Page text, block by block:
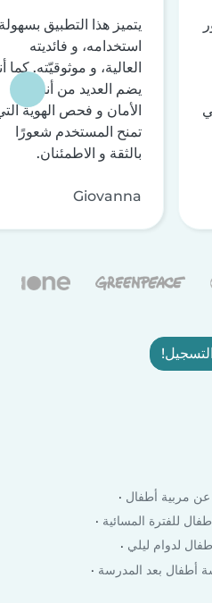
يتميز هذا التطبيق
استخدامه، و فائديته
العالية، و موثوقيّته. كما
يضم العديد من أنظمة
الأمان و فحص الهوية
تمنح المستخدم شعورًا
بالثقة و الاطمئنان.
Giovanna
مربية أطفال
للفترة المسائية
لدوام ليلي
أطفال بعد المدرسة